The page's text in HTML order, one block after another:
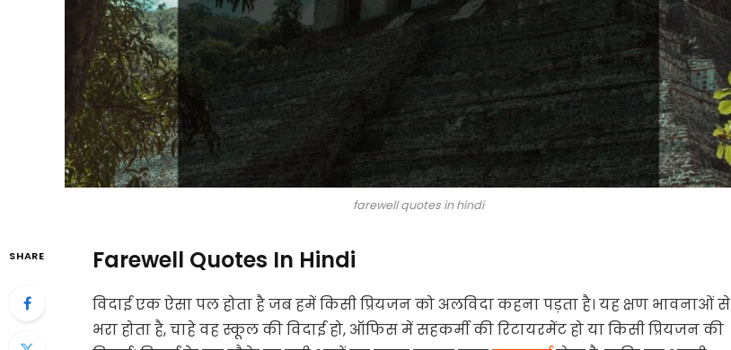
farewell quotes in hindi
SHARE Farewell Quotes In Hindi
विदाई एक ऐसा पल होता है जब हमें किसी प्रियजन को अलविदा कहना पड़ता है। यह क्षण भावनाओं से
भरा होता है, चाहे वह स्कूल की विदाई हो, ऑफिस में सहकर्मी की रिटायरमेंट हो या किसी प्रियजन की